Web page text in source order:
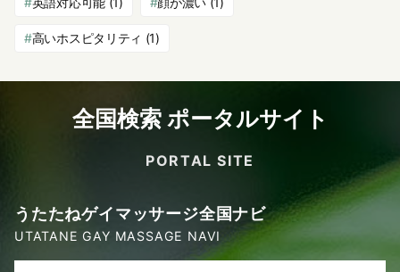
高いホスピタリティ (1)
全国検索 ポータルサイト
PORTAL SITE
うたたねゲイマッサージ全国ナビ
UTATANE GAY MASSAGE NAVI